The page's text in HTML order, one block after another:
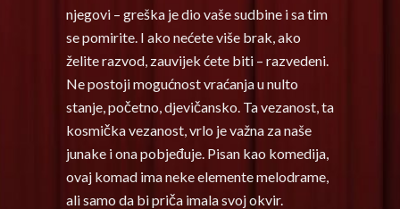
njegovi – greška je dio vaše sudbine i sa tim
se pomirite. I ako nećete više brak, ako
želite razvod, zauvijek ćete biti – razvedeni.
Ne postoji mogućnost vraćanja u nulto
stanje, početno, djevičansko. Ta vezanost, ta
kosmička vezanost, vrlo je važna za naše
junake i ona pobjeđuje. Pisan kao komedija,
ovaj komad ima neke elemente melodrame,
ali samo da bi priča imala svoj okvir.